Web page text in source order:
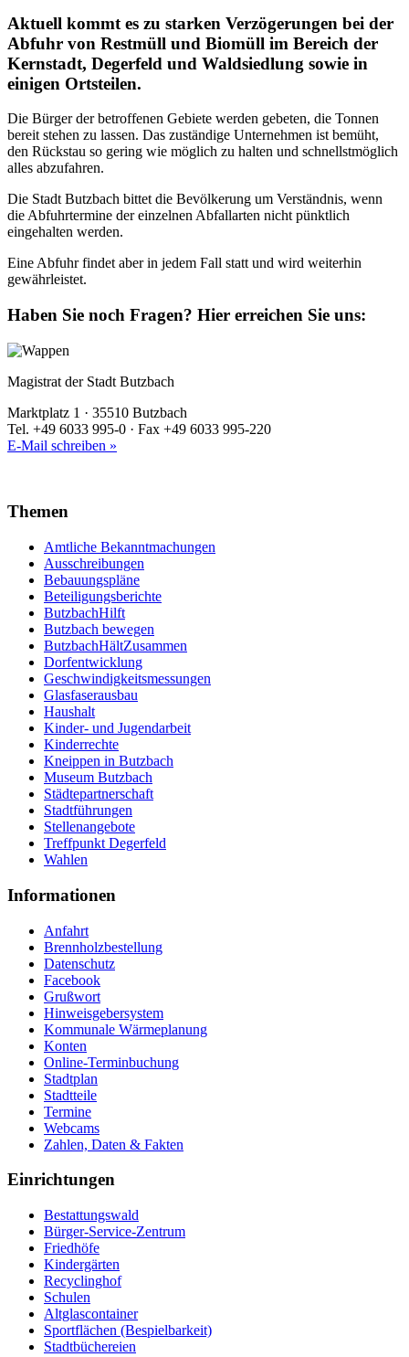
Aktuell kommt es zu starken Verzögerungen bei der
Abfuhr von Restmüll und Biomüll im Bereich der
Kernstadt, Degerfeld und Waldsiedlung sowie in
einigen Ortsteilen.
Die Bürger der betroffenen Gebiete werden gebeten, die Tonnen
bereit stehen zu lassen. Das zuständige Unternehmen ist bemüht,
den Rückstau so gering wie möglich zu halten und schnellstmöglich
alles abzufahren.
Die Stadt Butzbach bittet die Bevölkerung um Verständnis, wenn
die Abfuhrtermine der einzelnen Abfallarten nicht pünktlich
eingehalten werden.
Eine Abfuhr findet aber in jedem Fall statt und wird weiterhin
gewährleistet.
Haben Sie noch Fragen? Hier erreichen Sie uns:
Magistrat der Stadt Butzbach
Marktplatz 1 · 35510 Butzbach
Tel. +49 6033 995-0 · Fax +49 6033 995-220
E-Mail schreiben »
Themen
Amtliche Bekanntmachungen
Ausschreibungen
Bebauungspläne
Beteiligungsberichte
ButzbachHilft
Butzbach bewegen
ButzbachHältZusammen
Dorfentwicklung
Geschwindigkeitsmessungen
Glasfaserausbau
Haushalt
Kinder- und Jugendarbeit
Kinderrechte
Kneippen in Butzbach
Museum Butzbach
Städtepartnerschaft
Stadtführungen
Stellenangebote
Treffpunkt Degerfeld
Wahlen
Informationen
Anfahrt
Brennholzbestellung
Datenschutz
Facebook
Grußwort
Hinweisgebersystem
Kommunale Wärmeplanung
Konten
Online-Terminbuchung
Stadtplan
Stadtteile
Termine
Webcams
Zahlen, Daten & Fakten
Einrichtungen
Bestattungswald
Bürger-Service-Zentrum
Friedhöfe
Kindergärten
Recyclinghof
Schulen
Altglascontainer
Sportflächen (Bespielbarkeit)
Stadtbüchereien